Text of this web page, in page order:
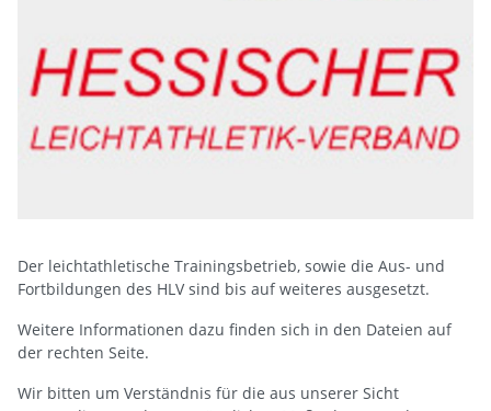
Der leichtathletische Trainingsbetrieb, sowie die Aus- und
Fortbildungen des HLV sind bis auf weiteres ausgesetzt.
Weitere Informationen dazu finden sich in den Dateien auf
der rechten Seite.
Wir bitten um Verständnis für die aus unserer Sicht